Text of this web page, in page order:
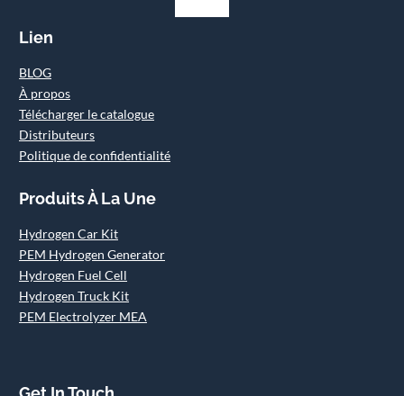
Lien
BLOG
À propos
Télécharger le catalogue
Distributeurs
Politique de confidentialité
Produits À La Une
Hydrogen Car Kit
PEM Hydrogen Generator
Hydrogen Fuel Cell
Hydrogen Truck Kit
PEM Electrolyzer MEA